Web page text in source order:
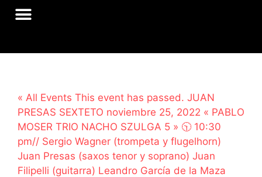
« All Events This event has passed. JUAN
PRESAS SEXTETO noviembre 25, 2022 « PABLO
MOSER TRIO NACHO SZULGA 5 » 🕥 10:30
pm// Sergio Wagner (trompeta y flugelhorn)
Juan Presas (saxos tenor y soprano) Juan
Filipelli (guitarra) Leandro García de la Maza